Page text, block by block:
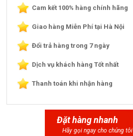
Cam kết 100% hàng chính hãng
Giao hàng Miễn Phí tại Hà Nội
Đổi trả hàng trong 7 ngày
Dịch vụ khách hàng Tốt nhất
Thanh toán khi nhận hàng
Đặt hàng nhanh
Hãy gọi ngay cho chúng tôi